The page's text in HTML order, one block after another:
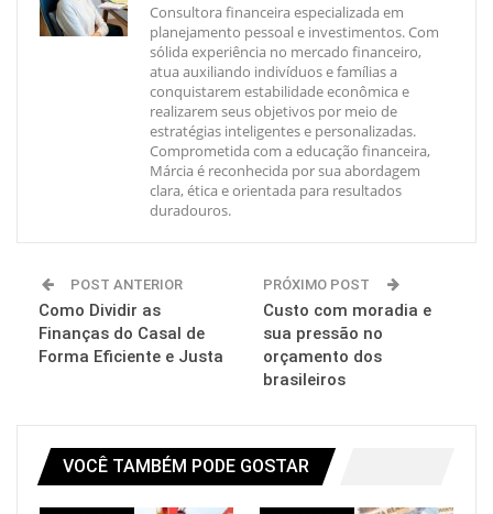
Consultora financeira especializada em
planejamento pessoal e investimentos. Com
sólida experiência no mercado financeiro,
atua auxiliando indivíduos e famílias a
conquistarem estabilidade econômica e
realizarem seus objetivos por meio de
estratégias inteligentes e personalizadas.
Comprometida com a educação financeira,
Márcia é reconhecida por sua abordagem
clara, ética e orientada para resultados
duradouros.
POST ANTERIOR
Como Dividir as
Finanças do Casal de
Forma Eficiente e Justa
PRÓXIMO POST
Custo com moradia e
sua pressão no
orçamento dos
brasileiros
VOCÊ TAMBÉM PODE GOSTAR